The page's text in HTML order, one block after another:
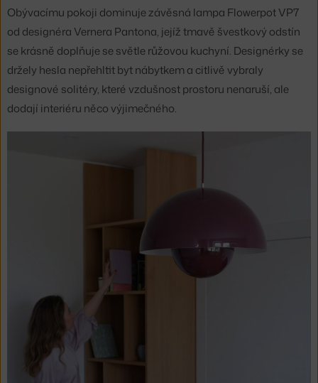
Obývacímu pokoji dominuje závěsná lampa Flowerpot VP7
od designéra Vernera Pantona, jejíž tmavě švestkový odstín
se krásně doplňuje se světle růžovou kuchyní. Designérky se
držely hesla nepřehltit byt nábytkem a citlivě vybraly
designové solitéry, které vzdušnost prostoru nenaruší, ale
dodají interiéru něco výjimečného.